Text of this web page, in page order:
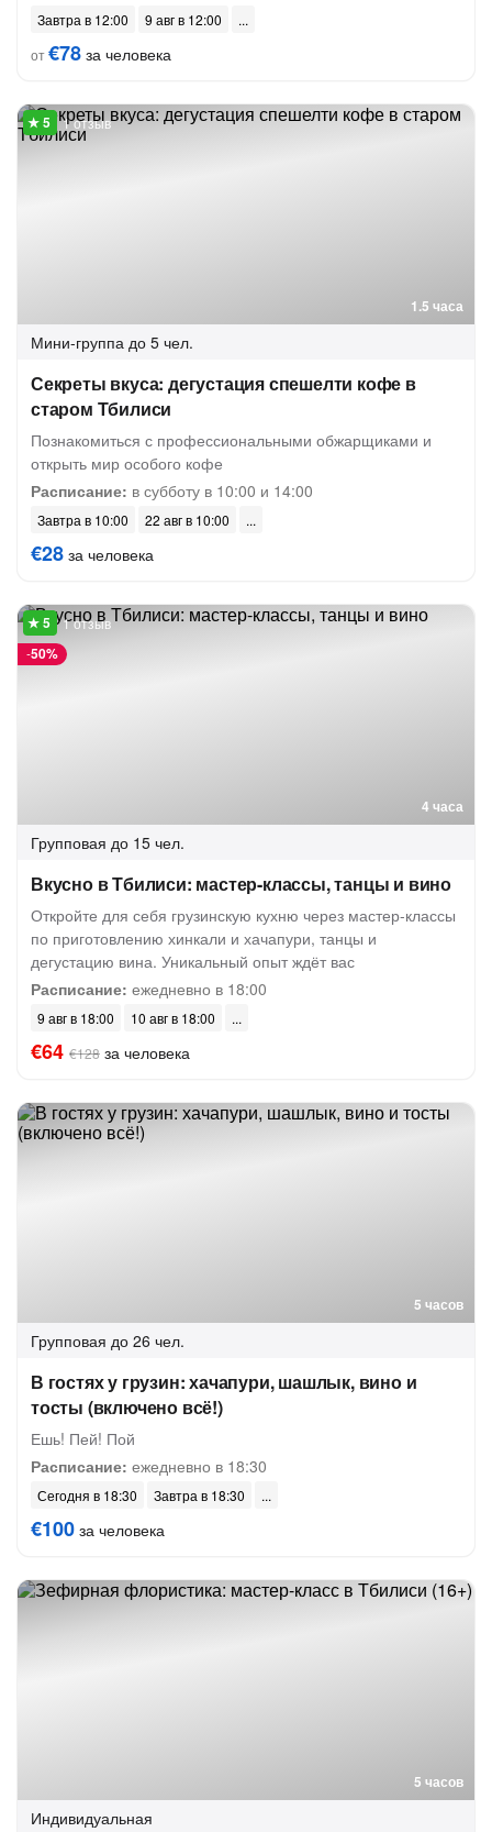
Завтра в 12:00
9 авг в 12:00
от€78 за человека
1.5 часа
1 отзыв
Мини-группа до 5 чел.
Секреты вкуса: дегустация спешелти кофе в
старом Тбилиси
Познакомиться с профессиональными обжарщиками и
открыть мир особого кофе
Расписание: в субботу в 10:00 и 14:00
Завтра в 10:00 22 авг в 10:00
€28 за человека
4 часа
-50%
1 отзыв
Групповая до 15 чел.
Вкусно в Тбилиси: мастер-классы, танцы и вино
Откройте для себя грузинскую кухню через мастер-классы
по приготовлению хинкали и хачапури, танцы и
дегустацию вина. Уникальный опыт ждёт вас
Расписание: ежедневно в 18:00
9 авг в 18:00 10 авг в 18:00
€64 €128 за человека
5 часов
Групповая до 26 чел.
В гостях у грузин: хачапури, шашлык, вино и
тосты (включено всё!)
Ешь! Пей! Пой
Расписание: ежедневно в 18:30
Сегодня в 18:30 Завтра в 18:30
€100 за человека
5 часов
Индивидуальная